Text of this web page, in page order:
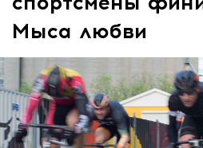
Мыса любви